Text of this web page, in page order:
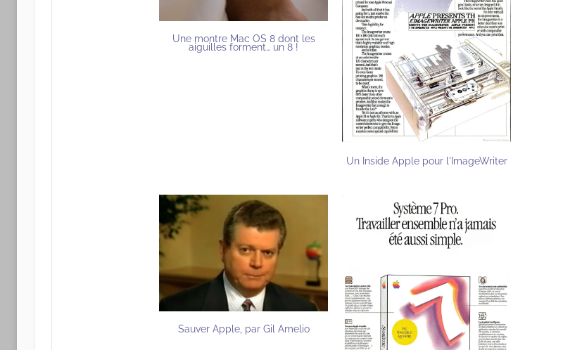
Une montre Mac OS 8 dont les
aiguilles forment… un 8 !
Un Inside Apple pour l'ImageWriter
Sauver Apple, par Gil Amelio